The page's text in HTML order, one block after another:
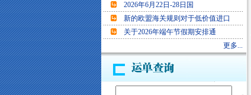
2026年6月22日-28日国
新的欧盟海关规则对于低价值进口
关于2026年端午节假期安排通
更多...